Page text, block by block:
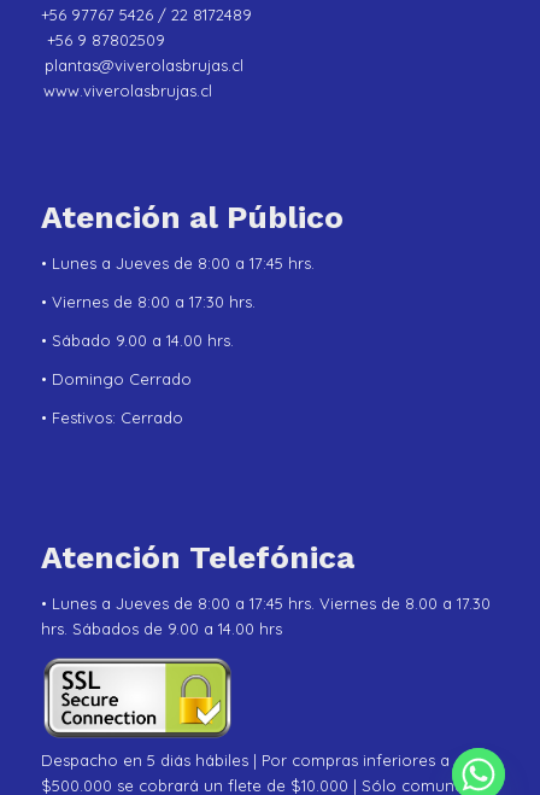
+56 97767 5426 / 22 8172489
+56 9 87802509
plantas@viverolasbrujas.cl
www.viverolasbrujas.cl
Atención al Público
• Lunes a Jueves de 8:00 a 17:45 hrs.
• Viernes de 8:00 a 17:30 hrs.
• Sábado 9.00 a 14.00 hrs.
• Domingo Cerrado
• Festivos: Cerrado
Atención Telefónica
• Lunes a Jueves de 8:00 a 17:45 hrs. Viernes de 8.00 a 17.30
hrs. Sábados de 9.00 a 14.00 hrs
Despacho en 5 diás hábiles | Por compras inferiores a
$500.000 se cobrará un flete de $10.000 | Sólo comunas de